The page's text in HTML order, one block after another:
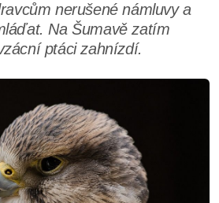
nerušené námluvy a
Na Šumavě zatím
ptáci zahnízdí.